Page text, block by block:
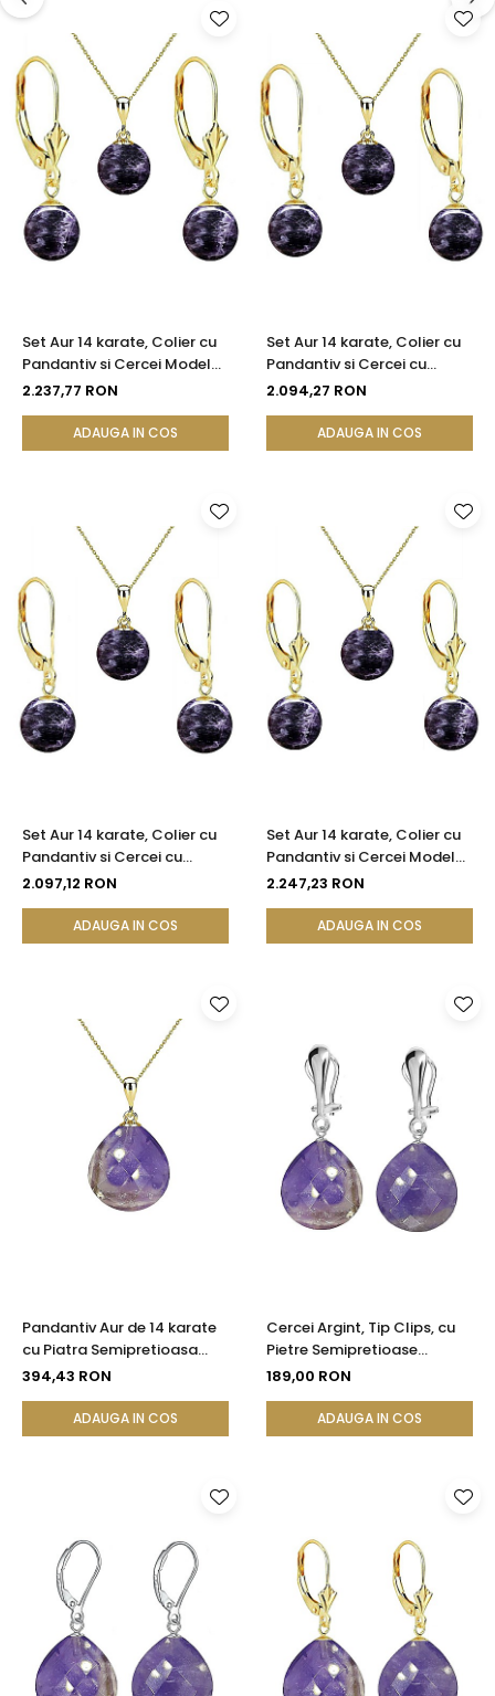
Set Aur 14 karate, Colier cu
Pandantiv si Cercei Model
Lalea cu Pietre
Ametist de 8 mm
2.237,77 RON
ADAUGA IN COS
Set Aur 14 karate, Colier cu
Pandantiv si Cercei cu
Tortita Inchisa cu Pietre
Ametist de 8 mm
2.094,27 RON
ADAUGA IN COS
Set Aur 14 karate, Colier cu
Pandantiv si Cercei cu
Tortita Inchisa cu Pietre
Ametist de 10 mm
2.097,12 RON
ADAUGA IN COS
Set Aur 14 karate, Colier cu
Pandantiv si Cercei Model
Lalea cu Pietre
Ametist de 10 mm
2.247,23 RON
ADAUGA IN COS
Pandantiv Aur de 14 karate
cu Piatra Semipretioasa
Naturala de Ametist
394,43 RON
ADAUGA IN COS
Cercei Argint, Tip Clips, cu
Pietre Semipretioase
Naturale de Ametist
189,00 RON
ADAUGA IN COS